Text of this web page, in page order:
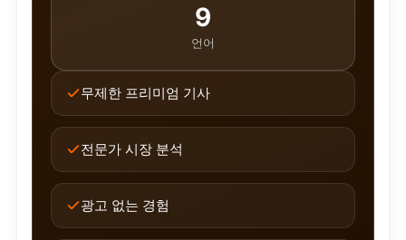
9
언어
무제한 프리미엄 기사
전문가 시장 분석
광고 없는 경험